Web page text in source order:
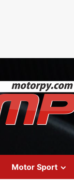
Motor Sport